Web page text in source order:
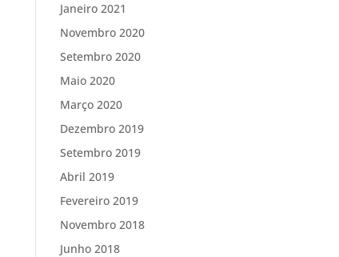
Janeiro 2021
Novembro 2020
Setembro 2020
Maio 2020
Março 2020
Dezembro 2019
Setembro 2019
Abril 2019
Fevereiro 2019
Novembro 2018
Junho 2018